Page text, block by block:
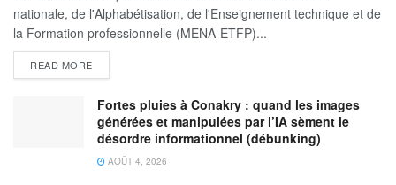
nationale, de l'Alphabétisation, de l'Enseignement technique et de
la Formation professionnelle (MENA-ETFP)...
READ MORE
Fortes pluies à Conakry : quand les images
générées et manipulées par l’IA sèment le
désordre informationnel (débunking)
AOÛT 4, 2026